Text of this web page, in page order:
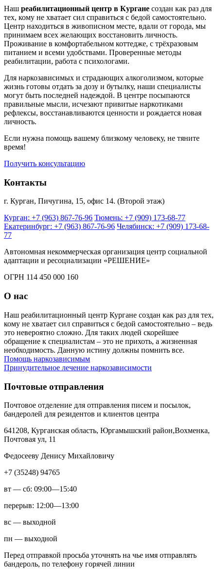
Наш реабилитационный центр в Кургане создан как раз для
тех, кому не хватает сил справиться с бедой самостоятельно.
Центр находиться в живописном месте, вдали от города, мы
принимаем всех желающих восстановить личность.
Проживание в комфортабельном коттедже, с трёхразовым
питанием и всеми удобствами. Проверенные методы
реабилитации, работа с психологами.
Для наркозависимых и страдающих алкоголизмом, которые
жизнь готовы отдать за дозу и бутылку, наши специалисты
могут быть последней надеждой. В центре посыпаются
правильные мысли, исчезают привитые наркотиками
рефлексы, восстанавливаются ценности и рождается новая
личность.
Если нужна помощь вашему близкому человеку, не тяните
время!
Получить консультацию
Контакты
г. Курган, Пичугина, 15, офис 14. (Второй этаж)
Курган: +7 (963) 867-76-96 Тюмень: +7 (909) 173-68-77
Екатеринбург: +7 (963) 867-76-96 Челябинск: +7 (909) 173-68-
77
Автономная некоммерческая организация центр социальной
адаптации и ресоциализации «РЕШЕНИЕ»
ОГРН 114 450 000 160
О нас
Наш реабилитационный центр Кургане создан как раз для тех,
кому не хватает сил справиться с бедой самостоятельно – ведь
это невероятно сложно. Для таких людей скорейшее
обращение к специалистам – это не прихоть, а жизненная
необходимость. Данную истину должны помнить все.
Помощь наркозависимым
Принудительное лечение наркозависимости
Почтовые отправления
Почтовое отделение для отправления писем и посылок,
бандеролей для резидентов и клиентов центра
641208, Курганская область, Юргамышский район,Вохменка,
Почтовая ул, 11
Федосееву Денису Михайловичу
+7 (35248) 94765
вт — сб: 09:00—15:40
перерыв: 12:00—13:00
вс — выходной
пн — выходной
Перед отправкой просьба уточнять на чье имя отправлять
бандероль, по телефону горячей линии